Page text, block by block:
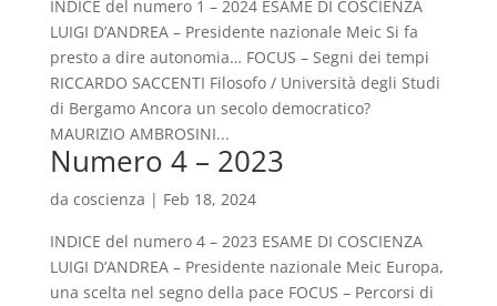
INDICE del numero 1 – 2024 ESAME DI COSCIENZA
LUIGI D’ANDREA – Presidente nazionale Meic Si fa
presto a dire autonomia… FOCUS – Segni dei tempi
RICCARDO SACCENTI Filosofo / Università degli Studi
di Bergamo Ancora un secolo democratico?
MAURIZIO AMBROSINI...
Numero 4 – 2023
da coscienza | Feb 18, 2024
INDICE del numero 4 – 2023 ESAME DI COSCIENZA
LUIGI D’ANDREA – Presidente nazionale Meic Europa,
una scelta nel segno della pace FOCUS – Percorsi di